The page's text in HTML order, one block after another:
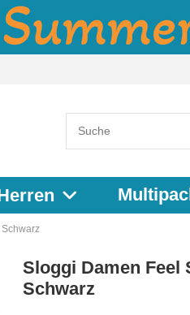
Sloggi Damen Feel
Schwarz